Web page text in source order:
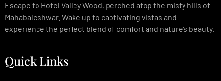
Escape to Hotel Valley Wood, perched atop the misty hills of
Mahabaleshwar. Wake up to captivating vistas and
experience the perfect blend of comfort and nature’s beauty.
Quick Links